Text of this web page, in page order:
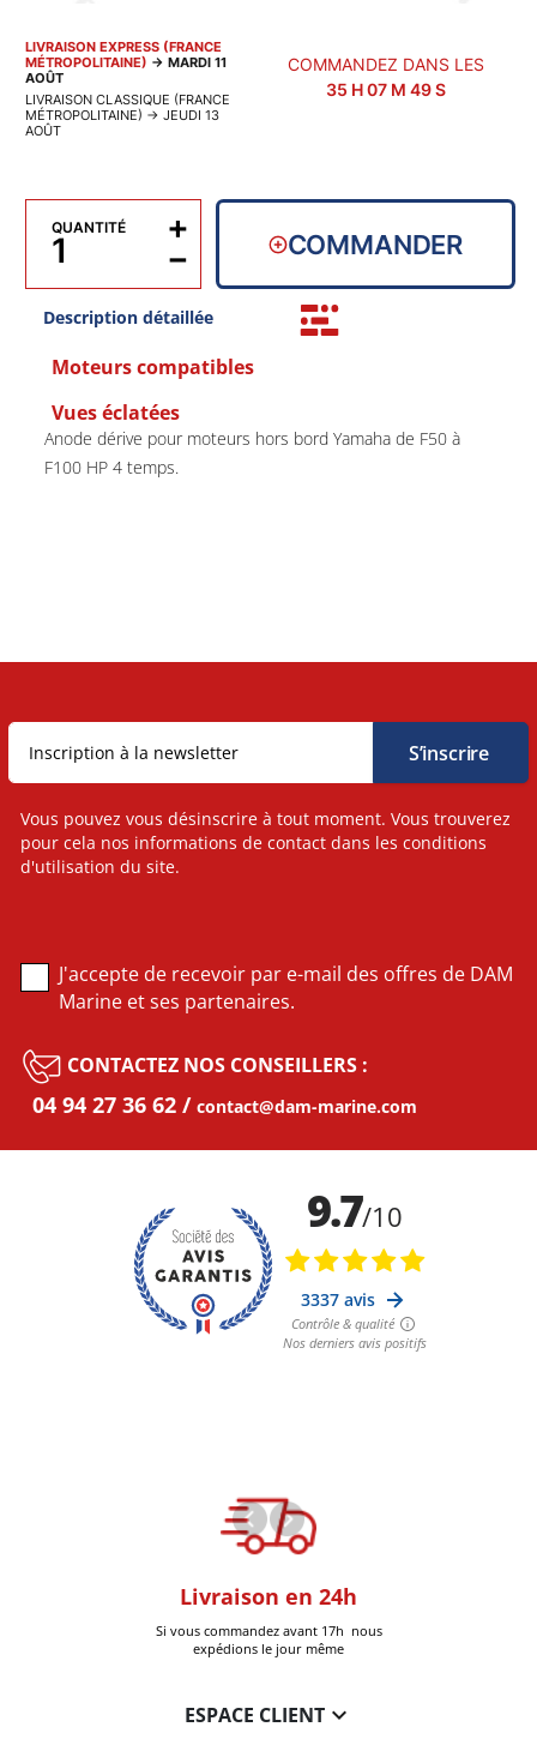
LIVRAISON EXPRESS (FRANCE
MÉTROPOLITAINE) → MARDI 11
AOÛT
LIVRAISON CLASSIQUE (FRANCE
MÉTROPOLITAINE) → JEUDI 13
AOÛT
COMMANDEZ DANS LES
35 H07 M49S
QUANTITÉ
−
+ COMMANDER
Description détaillée
Moteurs compatibles
Vues éclatées
Anode dérive pour moteurs hors bord Yamaha de F50 à
F100 HP 4 temps.
Livraison en 24h
Si vous commandez avant 17h nous
expédions le jour même
Vous pouvez vous désinscrire à tout moment. Vous trouverez
pour cela nos informations de contact dans les conditions
d'utilisation du site.
J'accepte de recevoir par e-mail des offres de DAM
Marine et ses partenaires.
CONTACTEZ NOS CONSEILLERS :
04 94 27 36 62 contact@dam-marine.com
ESPACE CLIENT